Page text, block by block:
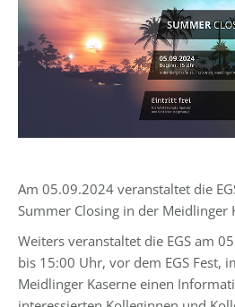
Am 05.09.2024 veranstaltet die
Summer Closing in der Meidlinger
Weiters veranstaltet die EGS am
bis 15:00 Uhr, vor dem EGS Fest,
Meidlinger Kaserne einen